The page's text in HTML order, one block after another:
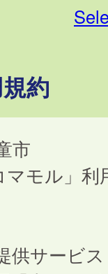
約
市
マモル」利
供サービス